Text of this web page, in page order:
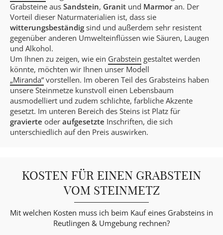
Grabsteine aus Sandstein, Granit und Marmoran. Der
Vorteil dieser Naturmaterialien ist, dass sie
witterungsbeständig sind und außerdem sehr resistent
gegenüber anderen Umwelteinflüssen wie Säuren, Laugen
und Alkohol.
Um Ihnen zu zeigen, wie ein Grabstein gestaltet werden
könnte, möchten wir Ihnen unser Modell
„Miranda“ vorstellen. Im oberen Teil des Grabsteins haben
unsere Steinmetze kunstvoll einen Lebensbaum
ausmodelliert und zudem schlichte, farbliche Akzente
gesetzt. Im unteren Bereich des Steins ist Platz für
gravierte oder aufgesetzte Inschriften, die sich
unterschiedlich auf den Preis auswirken.
KOSTEN FÜR EINEN GRABSTEIN
VOM STEINMETZ
Mit welchen Kosten muss ich beim Kauf eines Grabsteins in
Reutlingen & Umgebung rechnen?